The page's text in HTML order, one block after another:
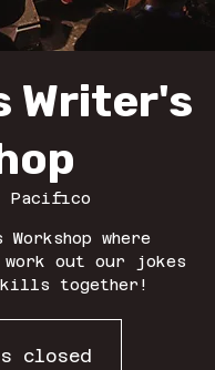
Writer's
Pacifico
where
work out our jokes
together!
closed